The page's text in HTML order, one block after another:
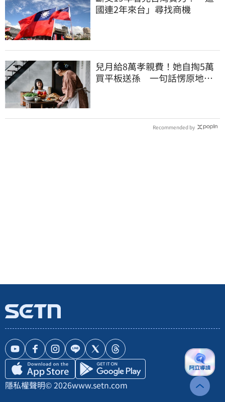
國連2年來台」尋找商機
兒月給8萬孝親費！她自掏5萬
買平板送孫 一句話愣原地
Recommended by
隱私權聲明© 2026www.setn.com